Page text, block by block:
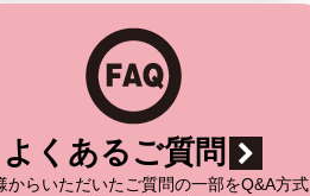
よくあるご質問
からいただいたご質問の一部をQ&A方式